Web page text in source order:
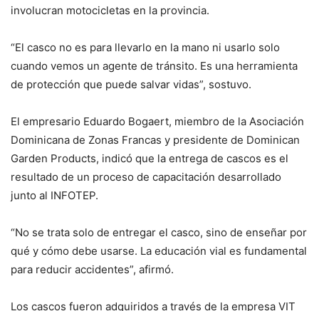
involucran motocicletas en la provincia.
“El casco no es para llevarlo en la mano ni usarlo solo
cuando vemos un agente de tránsito. Es una herramienta
de protección que puede salvar vidas”, sostuvo.
El empresario Eduardo Bogaert, miembro de la Asociación
Dominicana de Zonas Francas y presidente de Dominican
Garden Products, indicó que la entrega de cascos es el
resultado de un proceso de capacitación desarrollado
junto al INFOTEP.
“No se trata solo de entregar el casco, sino de enseñar por
qué y cómo debe usarse. La educación vial es fundamental
para reducir accidentes”, afirmó.
Los cascos fueron adquiridos a través de la empresa VIT